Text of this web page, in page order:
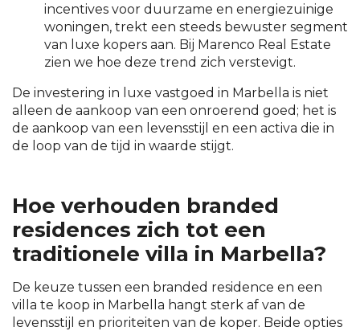
incentives voor duurzame en energiezuinige
woningen, trekt een steeds bewuster segment
van luxe kopers aan. Bij Marenco Real Estate
zien we hoe deze trend zich verstevigt.
De investering in luxe vastgoed in Marbella is niet
alleen de aankoop van een onroerend goed; het is
de aankoop van een levensstijl en een activa die in
de loop van de tijd in waarde stijgt.
Hoe verhouden branded
residences zich tot een
traditionele villa in Marbella?
De keuze tussen een branded residence en een
villa te koop in Marbella hangt sterk af van de
levensstijl en prioriteiten van de koper. Beide opties